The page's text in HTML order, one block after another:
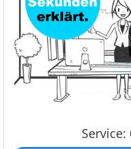
Service: